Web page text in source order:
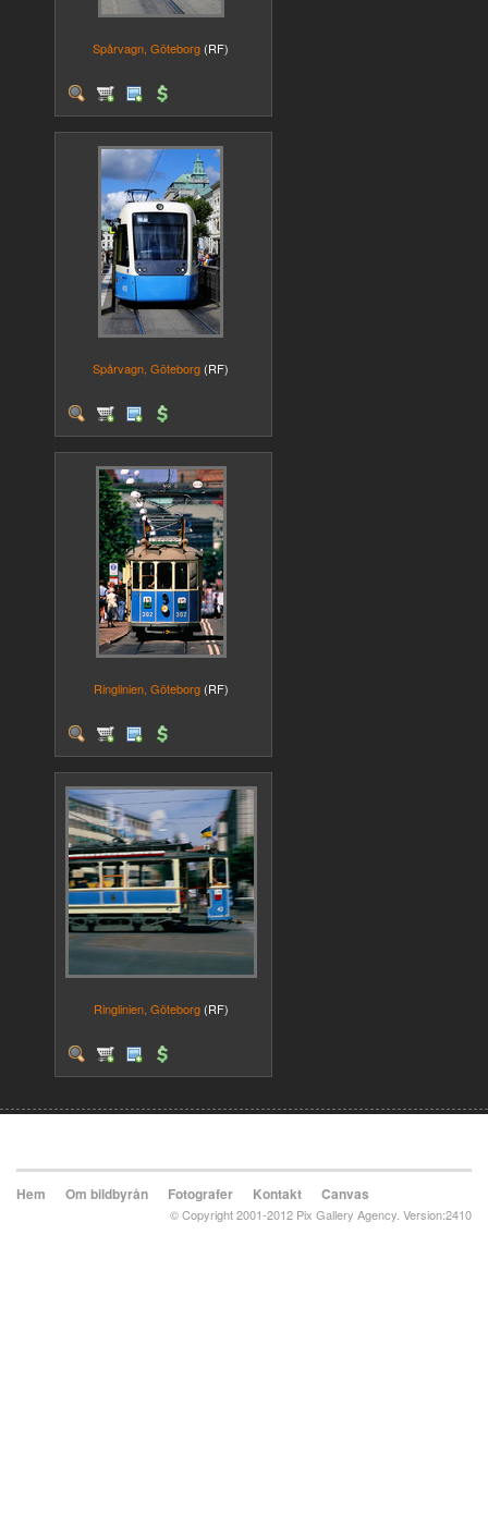
Spårvagn, Göteborg (RF)
Spårvagn, Göteborg (RF)
Ringlinien, Göteborg (RF)
Ringlinien, Göteborg (RF)
Hem Om bildbyrån Fotografer Kontakt Canvas
© Copyright 2001-2012 Pix Gallery Agency. Version:2410